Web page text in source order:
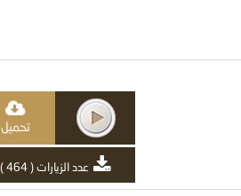
تحميل
عدد الزيارات ( 464 )